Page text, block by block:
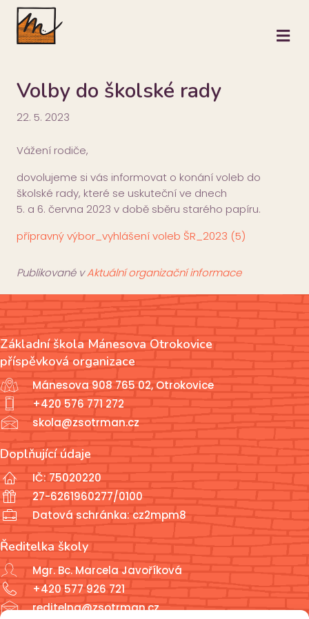
Volby do školské rady
22. 5. 2023
Vážení rodiče,
dovolujeme si vás informovat o konání voleb do
školské rady, které se uskuteční ve dnech
5. a 6. června 2023 v době sběru starého papíru.
přípravný výbor_vyhlášení voleb ŠR_2023 (5)
Publikované vAktuální organizační informace
Základní škola Mánesova Otrokovice
příspěvková organizace
Mánesova 908 765 02, Otrokovice
+420 576 771 272
skola@zsotrman.cz
Doplňující údaje
IČ: 75020220
27-6261960277/0100
Datová schránka: cz2mpm8
Ředitelka školy
Mgr. Bc. Marcela Javoříková
+420 577 926 721
reditelna@zsotrman.cz